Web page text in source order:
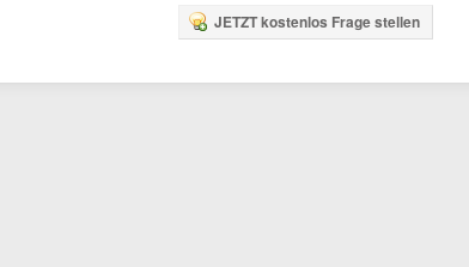
JETZT kostenlos Frage stellen